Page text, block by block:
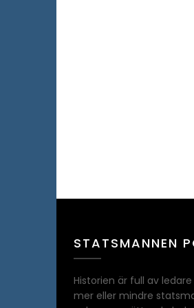
STATSMANNEN
Historien är full av
mer eller mindre